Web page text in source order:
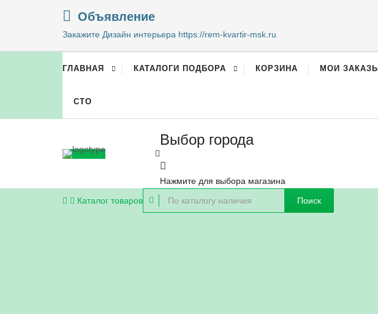
Объявление
Закажите Дизайн интерьера https://rem-kvartir-msk.ru
ГЛАВНАЯ КАТАЛОГИ ПОДБОРА КОРЗИНА МОИ ЗАКАЗЫ
СТО
Выбор города
Нажмите для выбора магазина
Каталог товаров Поиск